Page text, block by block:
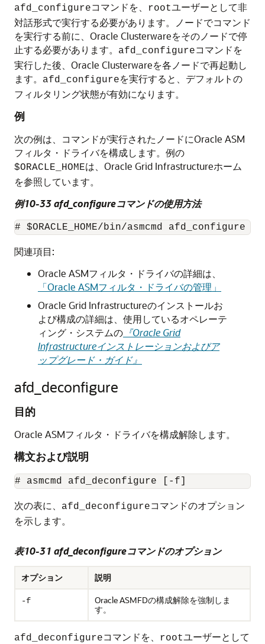
afd_configureコマンドを、 rootユーザーとして非
対話形式で実行する必要があります。ノードでコマンド
を実行する前に、Oracle Clusterwareをそのノードで停
止する必要があります。
afd_configureコマンドを
実行した後、Oracle Clusterwareを各ノードで再起動し
ます。
afd_configureを実行すると、デフォルトの
フィルタリング状態が有効になります。
例
次の例は、コマンドが実行されたノードにOracle ASM
フィルタ・ドライバを構成します。例の
$ORACLE_HOMEは、Oracle Grid Infrastructureホーム
を参照しています。
例10-33 afd_configureコマンドの使用方法
# $ORACLE_HOME/bin/asmcmd afd_configure
関連項目:
Oracle ASMフィルタ・ドライバの詳細は、
「Oracle ASMフィルタ・ドライバの管理」
Oracle Grid Infrastructureのインストールお
よび構成の詳細は、使用しているオペレーテ
ィング・システムの 『Oracle Grid
Infrastructureインストレーションおよびア
ップグレード・ガイド』
afd_deconfigure
目的
Oracle ASMフィルタ・ドライバを構成解除します。
構文および説明
# asmcmd afd_deconfigure [-f]
次の表に、 afd_deconfigureコマンドのオプション
を示します。
表10-31 afd_deconfigureコマンドのオプション
オプション 説明
-f
Oracle ASMFDの構成解除を強制しま
す。
afd_deconfigureコマンドを、 rootユーザーとして